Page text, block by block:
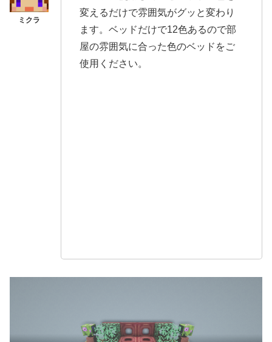
変えるだけで雰囲気がグッと変わり
ます。ベッドだけで12色あるので部
屋の雰囲気に合った色のベッドをご
使用ください。